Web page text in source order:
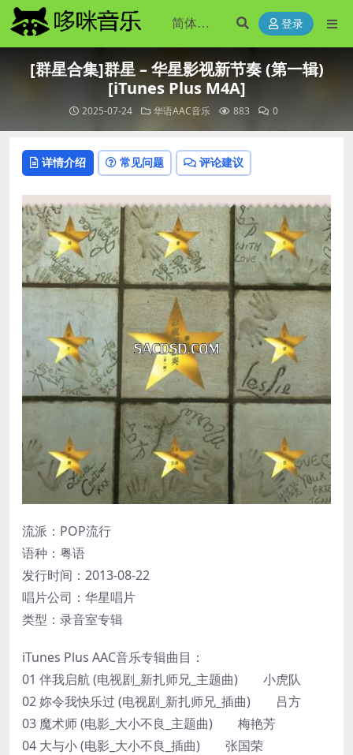
登录
[群星合集]群星 – 华星影视新节奏 (第一辑)
[iTunes Plus M4A]
2025-07-24 华语AAC音乐 883 0
详情介绍 常见问题 评论建议
流派：POP流行
语种：粤语
发行时间：2013-08-22
唱片公司：华星唱片
类型：录音室专辑
iTunes Plus AAC音乐专辑曲目：
01 伴我启航 (电视剧_新扎师兄_主题曲) 小虎队
02 妳令我快乐过 (电视剧_新扎师兄_插曲) 吕方
03 魔术师 (电影_大小不良_主题曲) 梅艳芳
04 大与小 (电影_大小不良_插曲) 张国荣